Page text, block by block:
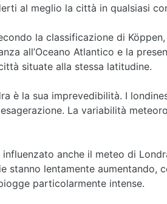
al meglio la città in qualsiasi
la classificazione di
all’Oceano Atlantico e la
situate alla stessa latitudine.
è la sua imprevedibilità. I
La variabilità
influenzato anche il meteo di
stanno lentamente aumentando,
particolarmente intense.